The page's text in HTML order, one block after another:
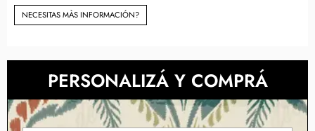
NECESITAS MÀS INFORMACIÓN?
PERSONALIZÁ Y COMPRÁ